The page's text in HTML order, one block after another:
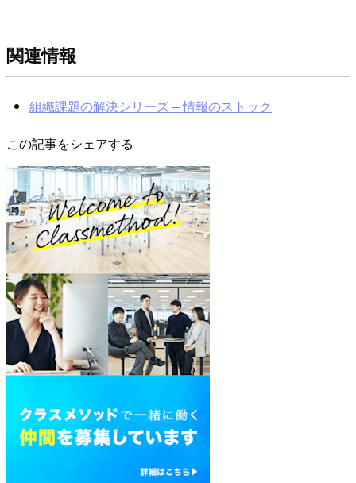
関連情報
組織課題の解決シリーズ – 情報のストック
この記事をシェアする